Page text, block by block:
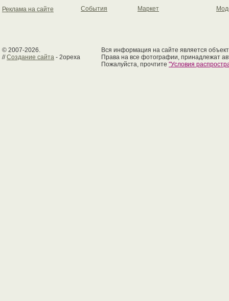
Реклама на сайте
События
Маркет
© 2007-2026.
//Создание сайта - 2opexa
Вся информация на сайте является
Права на все фотографии, принадлежат
Пожалуйста, прочтите "Условия